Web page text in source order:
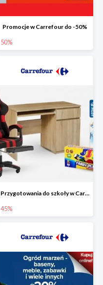
Promocje w Carrefour do -50%
50%
Przygotowania do szkoły w Carrefour do -45%
45%